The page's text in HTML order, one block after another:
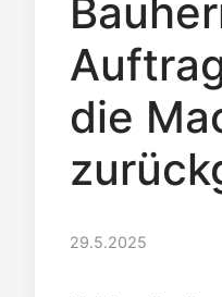
die
29.5.2025